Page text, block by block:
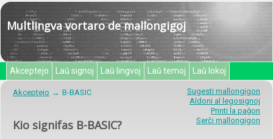
Multlingva vortaro de mallongigoj
Akceptejo Laŭ signoj Laŭ lingvoj Laŭ temoj Laŭ lokoj
Sugesti mallongigon
Aldoni al legosignoj
Printi la paĝon
Serĉi mallongigon
Akceptejo B-BASIC
Kio signifas B-BASIC?